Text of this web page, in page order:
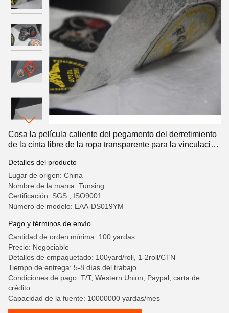
Cosa la película caliente del pegamento del derretimiento
de la cinta libre de la ropa transparente para la vinculación
Detalles del producto
Lugar de origen: China
Nombre de la marca: Tunsing
Certificación: SGS , ISO9001
Número de modelo: EAA-DS019YM
Pago y términos de envío
Cantidad de orden mínima: 100 yardas
Precio: Negociable
Detalles de empaquetado: 100yard/roll, 1-2roll/CTN
Tiempo de entrega: 5-8 días del trabajo
Condiciones de pago: T/T, Western Union, Paypal, carta de
crédito
Capacidad de la fuente: 10000000 yardas/mes